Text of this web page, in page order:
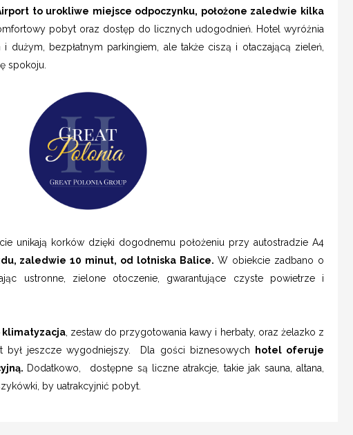
to urokliwe miejsce odpoczynku, położone zaledwie kilka
pobyt oraz dostęp do licznych udogodnień. Hotel wyróżnia
dużym, bezpłatnym parkingiem, ale także ciszą i otaczającą zieleń,
spokoju.
unikają korków dzięki dogodnemu położeniu przy autostradzie A4
zaledwie 10 minut, od lotniska Balice. W obiekcie zadbano o
ustronne, zielone otoczenie, gwarantujące czyste powietrze i
klimatyzacja, zestaw do przygotowania kawy i herbaty, oraz żelazko z
był jeszcze wygodniejszy. Dla gości biznesowych
hotel oferuje
Dodatkowo, dostępne są liczne atrakcje, takie jak sauna, altana,
by uatrakcyjnić pobyt.